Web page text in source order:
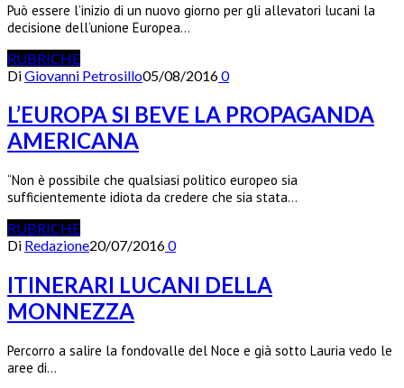
Può essere l’inizio di un nuovo giorno per gli allevatori lucani la
decisione dell’unione Europea…
RUBRICHE
DiGiovanni Petrosillo05/08/20160
L’EUROPA SI BEVE LA PROPAGANDA
AMERICANA
“Non è possibile che qualsiasi politico europeo sia
sufficientemente idiota da credere che sia stata…
RUBRICHE
Di Redazione20/07/20160
ITINERARI LUCANI DELLA
MONNEZZA
Percorro a salire la fondovalle del Noce e già sotto Lauria vedo le
aree di…